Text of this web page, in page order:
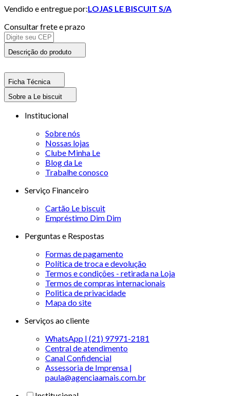
Vendido e entregue por:LOJAS LE BISCUIT S/A
Consultar frete e prazo
Descrição do produto
Ficha Técnica
Sobre a Le biscuit
Institucional
Sobre nós
Nossas lojas
Clube Minha Le
Blog da Le
Trabalhe conosco
Serviço Financeiro
Cartão Le biscuit
Empréstimo Dim Dim
Perguntas e Respostas
Formas de pagamento
Política de troca e devolução
Termos e condições - retirada na Loja
Termos de compras internacionais
Politica de privacidade
Mapa do site
Serviços ao cliente
WhatsApp | (21) 97971-2181
Central de atendimento
Canal Confidencial
Assessoria de Imprensa |
paula@agenciaamais.com.br